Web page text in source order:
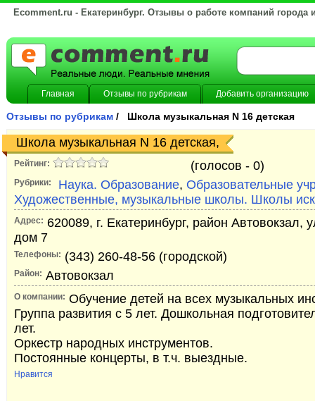
Ecomment.ru - Екатеринбург. Отзывы о работе компаний города
Главная Отзывы по рубрикам Добавить организацию
Отзывы по рубрикам / Школа музыкальная N 16 детская
Школа музыкальная N 16 детская,
Рейтинг: (голосов - 0)
Рубрики: Наука. Образование, Образовательные
Художественные, музыкальные школы. Школы
Адрес: 620089, г. Екатеринбург, район
дом 7
Телефоны: (343) 260-48-56 (городской)
Район: Автовокзал
О компании: Обучение детей на всех музыкальных
Группа развития с 5 лет. Дошкольная
лет.
Оркестр народных инструментов.
Постоянные концерты, в т.ч. выездные.
Нравится